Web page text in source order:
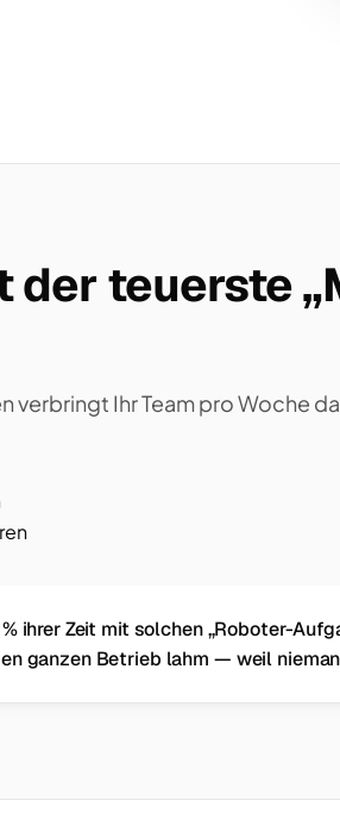
der teuerste
verbringt Ihr Team pro Woche
ihrer Zeit mit solchen „Roboter-
ganzen Betrieb lahm — weil